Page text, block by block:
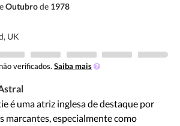
Outubrode 1978
UK
verificados. Saiba mais
é uma atriz inglesa de destaque por
marcantes, especialmente como